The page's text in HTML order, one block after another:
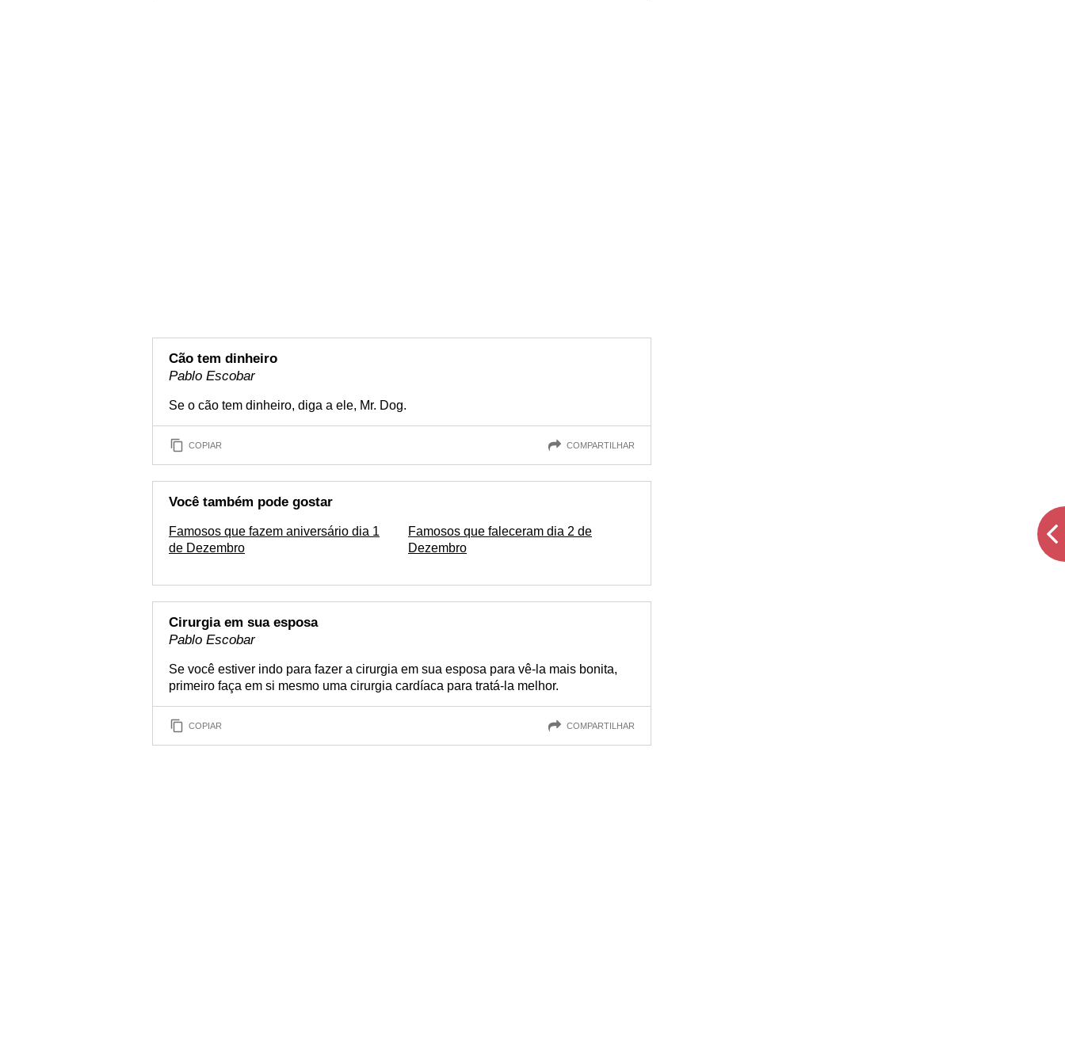
Cão tem dinheiro
Pablo Escobar
Se o cão tem dinheiro, diga a ele, Mr. Dog.
COPIAR COMPARTILHAR
Você também pode gostar
Famosos que fazem aniversário dia 1
de Dezembro
Famosos que faleceram dia 2 de
Dezembro
Cirurgia em sua esposa
Pablo Escobar
Se você estiver indo para fazer a cirurgia em sua esposa para vê-la mais bonita,
primeiro faça em si mesmo uma cirurgia cardíaca para tratá-la melhor.
COPIAR COMPARTILHAR